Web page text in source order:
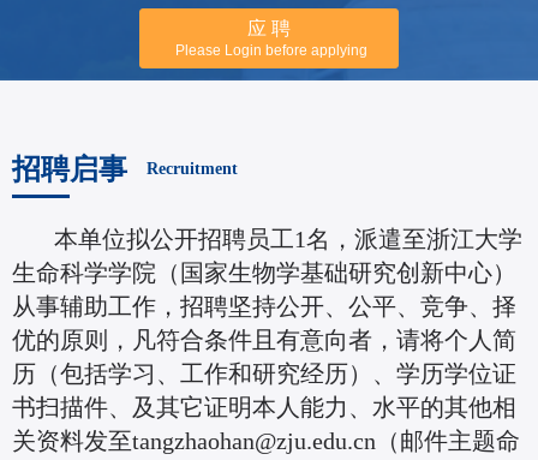
应 聘
Please Login before applying
招聘启事 Recruitment
本单位拟公开招聘员工1名，派遣至浙江大学
生命科学学院（国家生物学基础研究创新中心）
从事辅助工作，招聘坚持公开、公平、竞争、择
优的原则，凡符合条件且有意向者，请将个人简
历（包括学习、工作和研究经历）、学历学位证
书扫描件、及其它证明本人能力、水平的其他相
关资料发至tangzhaohan@zju.edu.cn（邮件主题命